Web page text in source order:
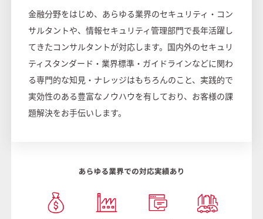
金融分野をはじめ、あらゆる業界のセキュリティ・コン
サルタントや、情報セキュリティ管理部門で長年活躍し
てきたコンサルタントが対応します。国内外のセキュリ
ティスタンダード・業界標準・ガイドラインなどに関わ
る専門的な知見・ナレッジはもちろんのこと、実践的で
実効性のある豊富なノウハウを有しており、お客様の課
題解決をお手伝いします。